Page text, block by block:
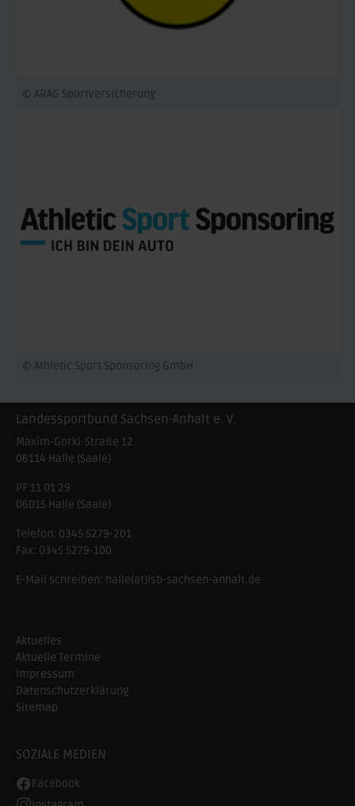
© ARAG Sportversicherung
© Athletic Sport Sponsoring GmbH
Landessportbund Sachsen-Anhalt e. V.
Maxim-Gorki-Straße 12
06114 Halle (Saale)
PF 11 01 29
06015 Halle (Saale)
Telefon: 0345 5279-201
Fax: 0345 5279-100
E-Mail schreiben: halle(at)lsb-sachsen-anhalt.de
Aktuelles
Aktuelle Termine
Impressum
Datenschutzerklärung
Sitemap
SOZIALE MEDIEN
Facebook